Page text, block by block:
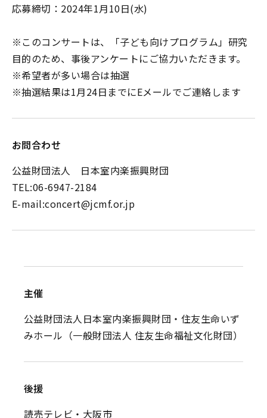
応募締切：2024年1月10日(水)
※このコンサートは、「子ども向けプログラム」研究
目的のため、事後アンケートにご協力いただきます。
※希望者が多い場合は抽選
※抽選結果は1月24日までにEメールでご連絡します
お問合わせ
公益財団法人 日本室内楽振興財団
TEL:06-6947-2184
E-mail:concert@jcmf.or.jp
主催
公益財団法人日本室内楽振興財団・住友生命いず
みホール（一般財団法人 住友生命福祉文化財団）
後援
読売テレビ・大阪市